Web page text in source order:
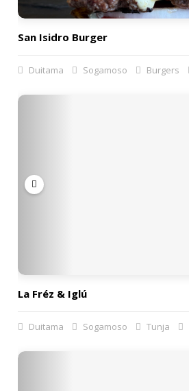
San Isidro Burger
Duitama Sogamoso Burgers
La Fréz & Iglú
Duitama Sogamoso Tunja